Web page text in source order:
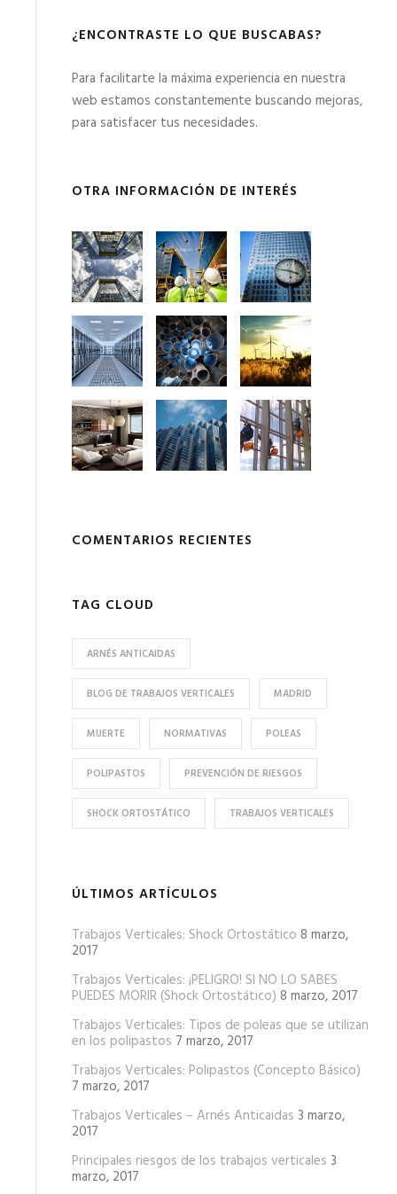
¿ENCONTRASTE LO QUE BUSCABAS?
Para facilitarte la máxima experiencia en nuestra
web estamos constantemente buscando mejoras,
para satisfacer tus necesidades.
OTRA INFORMACIÓN DE INTERÉS
COMENTARIOS RECIENTES
TAG CLOUD
ARNÉS ANTICAIDAS
BLOG DE TRABAJOS VERTICALES MADRID
MUERTE NORMATIVAS POLEAS
POLIPASTOS PREVENCIÓN DE RIESGOS
SHOCK ORTOSTÁTICO TRABAJOS VERTICALES
ÚLTIMOS ARTÍCULOS
Trabajos Verticales: Shock Ortostático 8 marzo,
2017
Trabajos Verticales: ¡PELIGRO! SI NO LO SABES
PUEDES MORIR (Shock Ortostático) 8 marzo, 2017
Trabajos Verticales: Tipos de poleas que se utilizan
en los polipastos 7 marzo, 2017
Trabajos Verticales: Polipastos (Concepto Básico)
7 marzo, 2017
Trabajos Verticales – Arnés Anticaidas 3 marzo,
2017
Principales riesgos de los trabajos verticales 3
marzo, 2017